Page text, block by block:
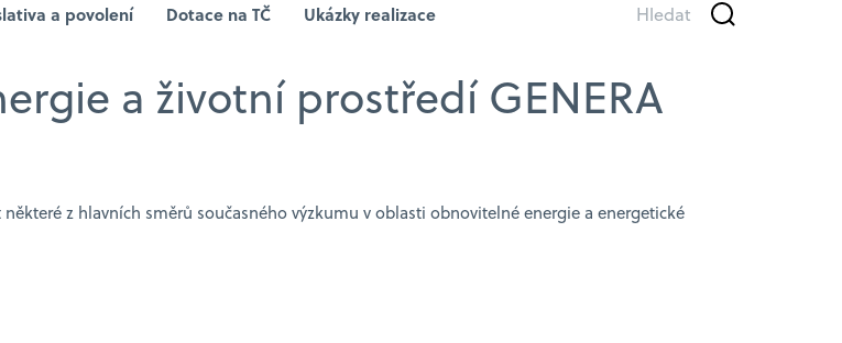
a povolení Dotace na TČ Ukázky realizace
a životní prostředí GENERA
z hlavních směrů současného výzkumu v oblasti obnovitelné energie a energetické